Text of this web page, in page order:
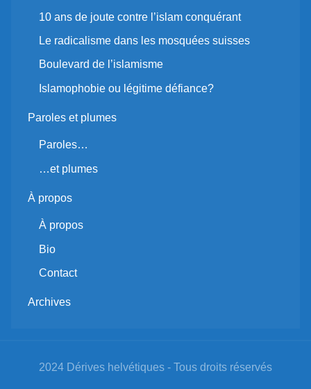
10 ans de joute contre l’islam conquérant
Le radicalisme dans les mosquées suisses
Boulevard de l’islamisme
Islamophobie ou légitime défiance?
Paroles et plumes
Paroles…
…et plumes
À propos
À propos
Bio
Contact
Archives
2024 Dérives helvétiques - Tous droits réservés